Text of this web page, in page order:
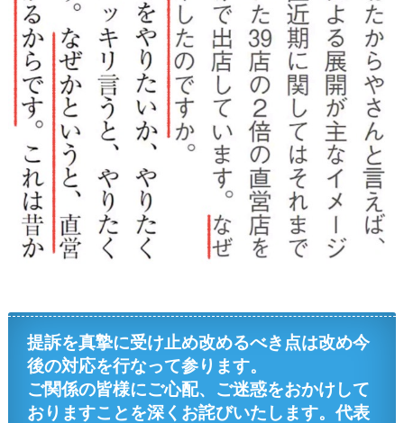
提訴を真摯に受け止め改めるべき点は改め今
後の対応を行なって参ります。
ご関係の皆様にご心配、ご迷惑をおかけして
おりますことを深くお詫びいたします。代表